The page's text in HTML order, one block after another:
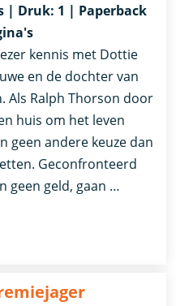
| Druk: 1 | Paperback
kennis met Dottie
en de dochter van
Als Ralph Thorson door
huis om het leven
geen andere keuze dan
Geconfronteerd
geen geld, gaan …